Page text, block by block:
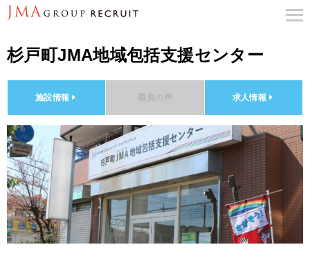
杉戸町JMA地域包括支援センター
施設情報 求人情報